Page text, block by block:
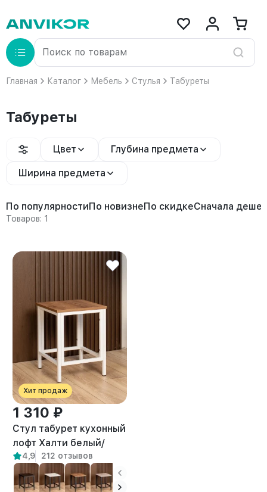
Главная Каталог Мебель Стулья Табуреты
Табуреты
Цвет Глубина предмета
Ширина предмета
По популярностиПо новизнеПо скидкеСначала
Товаров: 1
Хит продаж
1 310 ₽
Стул табурет кухонный
лофт Халти белый/
амаретто
4,9 212 отзывов